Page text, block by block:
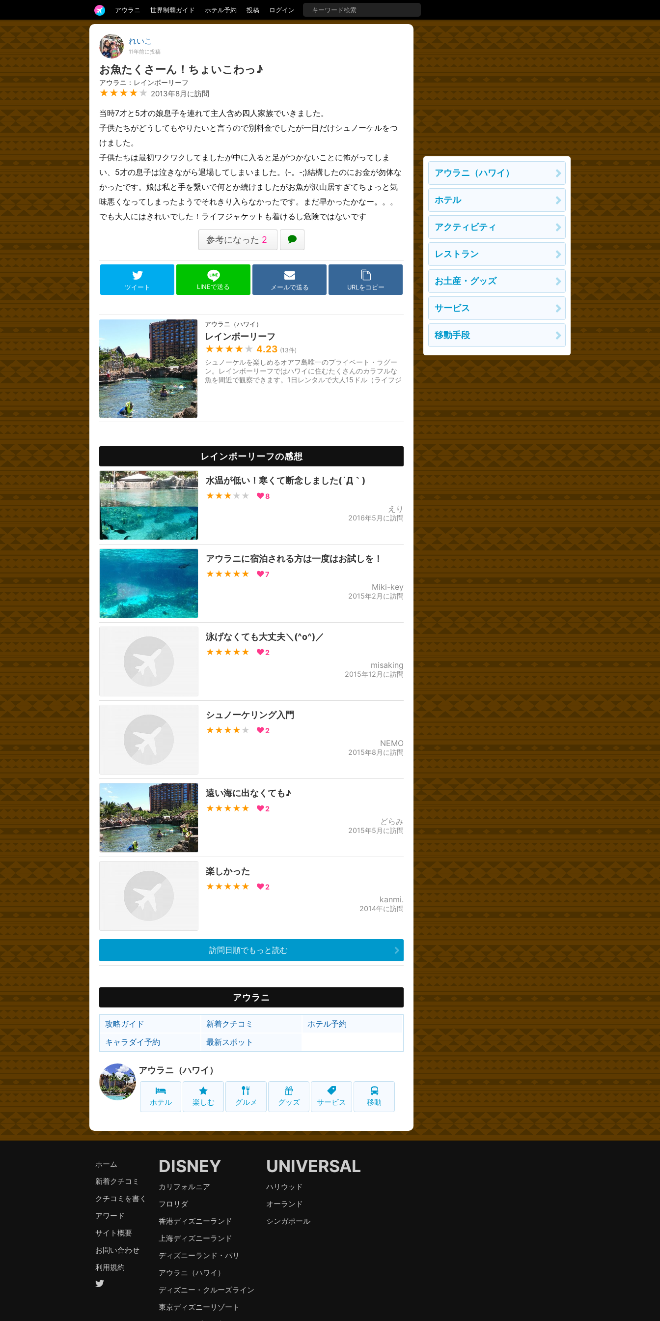
アウラニ 世界制覇ガイド ホテル予約 投稿 ログイン
れいこ
11年前に投稿
お魚たくさーん！ちょいこわっ♪
アウラニ：レインボーリーフ
★★★★ ★ 2013年8月に訪問
当時7才と5才の娘息子を連れて主人含め四人家族でいきました。
子供たちがどうしてもやりたいと言うので別料金でしたが一日だけシュノーケルをつ
けました。
子供たちは最初ワクワクしてましたが中に入ると足がつかないことに怖がってしま
い、5才の息子は泣きながら退場してしまいました。(-。-;)結構したのにお金が勿体な
かったです。娘は私と手を繋いで何とか続けましたがお魚が沢山居すぎてちょっと気
味悪くなってしまったようでそれきり入らなかったです。まだ早かったかなー。。。
でも大人にはきれいでした！ライフジャケットも着けるし危険ではないです
参考になった 2
ツイート LINEで送る メールで送る URLをコピー
アウラニ（ハワイ）
レインボーリーフ
★★★★ ★ 4.23 (13件)
シュノーケルを楽しめるオアフ島唯一のプライベート・ラグー
ン。レインボーリーフではハワイに住むたくさんのカラフルな
魚を間近で観察できます。1日レンタルで大人15ドル（ライフジ
レインボーリーフの感想
水温が低い！寒くて断念しました(´Д｀)
★★★ ★★ 8
えり
2016年5月に訪問
アウラニに宿泊される方は一度はお試しを！
★★★★★ 7
Miki-key
2015年2月に訪問
泳げなくても大丈夫＼(^o^)／
★★★★★ 2
misaking
2015年12月に訪問
シュノーケリング入門
★★★★ ★ 2
NEMO
2015年8月に訪問
遠い海に出なくても♪
★★★★★ 2
どらみ
2015年5月に訪問
楽しかった
★★★★★ 2
kanmi.
2014年に訪問
訪問日順でもっと読む
アウラニ
攻略ガイド 新着クチコミ
ホテル予約
キャラダイ予約
最新スポット
アウラニ（ハワイ）
ホテル 楽しむ グルメ グッズ サービス 移動
アウラニ（ハワイ）
ホテル
アクティビティ
レストラン
お土産・グッズ
サービス
移動手段
ホーム
新着クチコミ
クチコミを書く
アワード
サイト概要
お問い合わせ
利用規約
DISNEY
カリフォルニア
フロリダ
香港ディズニーランド
上海ディズニーランド
ディズニーランド・パリ
アウラニ（ハワイ）
ディズニー・クルーズライン
東京ディズニーリゾート
UNIVERSAL
ハリウッド
オーランド
シンガポール